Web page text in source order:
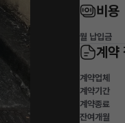
비용
월 납입금
계약
계약업체
계약기간
계약종료
잔여개월